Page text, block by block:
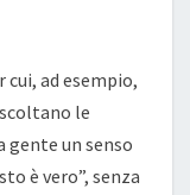
ad esempio,
le
gente un senso
è vero”, senza